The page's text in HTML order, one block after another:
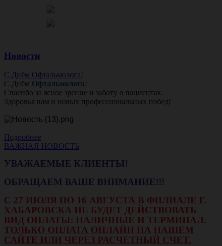
Новости
С Днём Офтальмолога!
С Днём Офтальмолога!
Спасибо за ясное зрение и заботу о пациентах.
Здоровья вам и новых профессиональных побед!
Подробнее
ВАЖНАЯ НОВОСТЬ
УВАЖАЕМЫЕ КЛИЕНТЫ!
ОБРАЩАЕМ ВАШЕ ВНИМАНИЕ!!!
С 27 ИЮЛЯ ПО 16 АВГУСТА В ФИЛИАЛЕ Г.
ХАБАРОВСКА НЕ БУДЕТ ДЕЙСТВОВАТЬ
ВИД ОПЛАТЫ: НАЛИЧНЫЕ И ТЕРМИНАЛ.
ТОЛЬКО ОПЛАТА ОНЛАЙН НА НАШЕМ
САЙТЕ ИЛИ ЧЕРЕЗ РАСЧЕТНЫЙ СЧЕТ.